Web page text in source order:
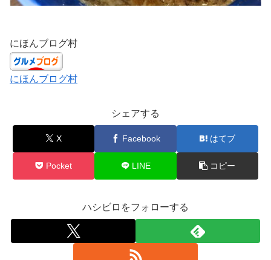
にほんブログ村
にほんブログ村
シェアする
X Facebook はてブ
Pocket LINE コピー
ハシビロをフォローする